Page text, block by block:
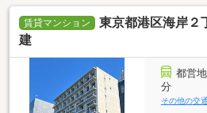
賃貸マンション
東京都港区海岸２
建
都営
分
その他の交通